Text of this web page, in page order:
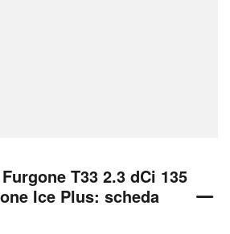
T33 2.3 dCi 135
Ice Plus: scheda